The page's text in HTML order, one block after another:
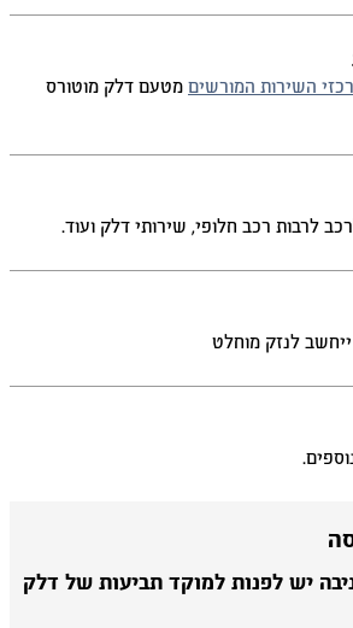
השירות המורשיםמטעם דלק מוטורס
לרבות רכב חלופי, שירותי דלק ועוד.
יש לפנות למוקד תביעות של דלק